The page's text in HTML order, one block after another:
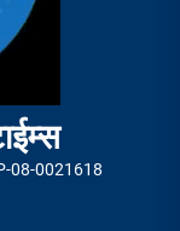
08-0021618